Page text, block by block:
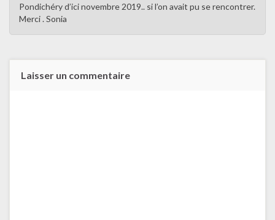
Pondichéry d’ici novembre 2019.. si l’on avait pu se rencontrer.
Merci . Sonia
Laisser un commentaire